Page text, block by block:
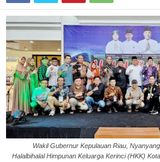
Wakil Gubernur Kepulauan Riau,
Halalbihalal Himpunan Keluarga Kerinci (HKK)